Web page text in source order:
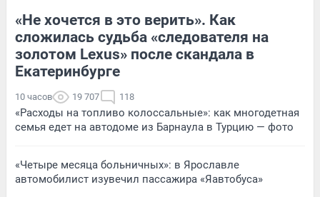
«Не хочется в это верить». Как
сложилась судьба «следователя на
золотом Lexus» после скандала в
Екатеринбурге
10 часов 19 707 118
«Расходы на топливо колоссальные»: как многодетная
семья едет на автодоме из Барнаула в Турцию — фото
«Четыре месяца больничных»: в Ярославле
автомобилист изувечил пассажира «Яавтобуса»